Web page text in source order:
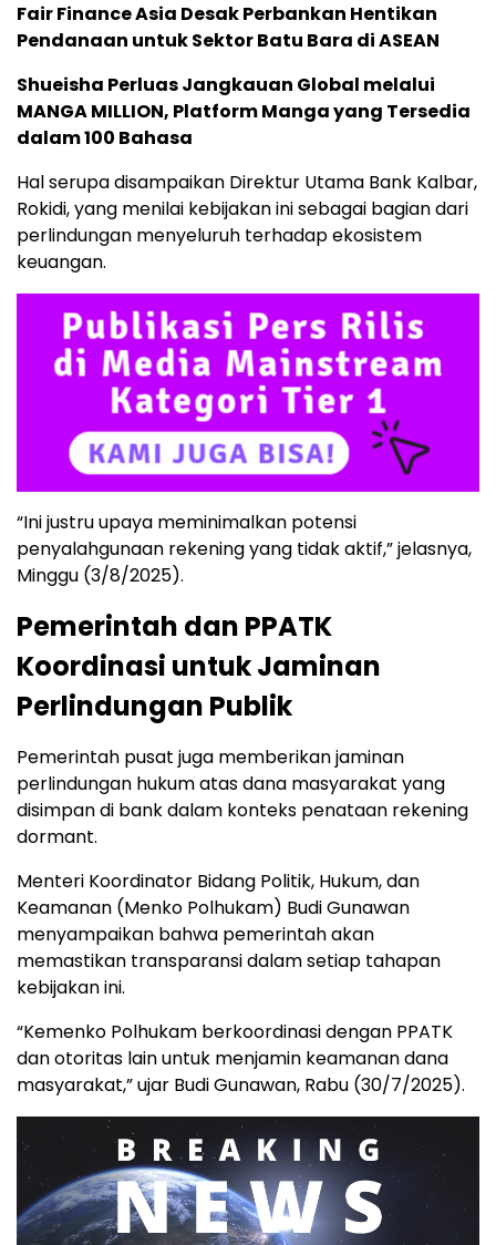
Fair Finance Asia Desak Perbankan Hentikan
Pendanaan untuk Sektor Batu Bara di ASEAN
Shueisha Perluas Jangkauan Global melalui
MANGA MILLION, Platform Manga yang Tersedia
dalam 100 Bahasa
Hal serupa disampaikan Direktur Utama Bank Kalbar,
Rokidi, yang menilai kebijakan ini sebagai bagian dari
perlindungan menyeluruh terhadap ekosistem
keuangan.
“Ini justru upaya meminimalkan potensi
penyalahgunaan rekening yang tidak aktif,” jelasnya,
Minggu (3/8/2025).
Pemerintah dan PPATK
Koordinasi untuk Jaminan
Perlindungan Publik
Pemerintah pusat juga memberikan jaminan
perlindungan hukum atas dana masyarakat yang
disimpan di bank dalam konteks penataan rekening
dormant.
Menteri Koordinator Bidang Politik, Hukum, dan
Keamanan (Menko Polhukam) Budi Gunawan
menyampaikan bahwa pemerintah akan
memastikan transparansi dalam setiap tahapan
kebijakan ini.
“Kemenko Polhukam berkoordinasi dengan PPATK
dan otoritas lain untuk menjamin keamanan dana
masyarakat,” ujar Budi Gunawan, Rabu (30/7/2025).